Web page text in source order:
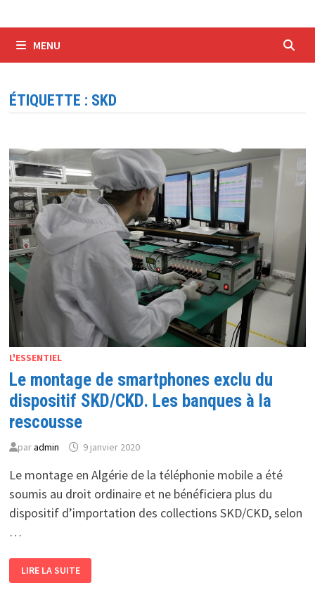
MENU
ÉTIQUETTE : SKD
L'ESSENTIEL
Le montage de smartphones exclu du
dispositif SKD/CKD. Les banques à la
rescousse
paradmin 9 janvier 2020
Le montage en Algérie de la téléphonie mobile a été
soumis au droit ordinaire et ne bénéficiera plus du
dispositif d’importation des collections SKD/CKD, selon
…
MONTAGE
DE
LIRE LA SUITE